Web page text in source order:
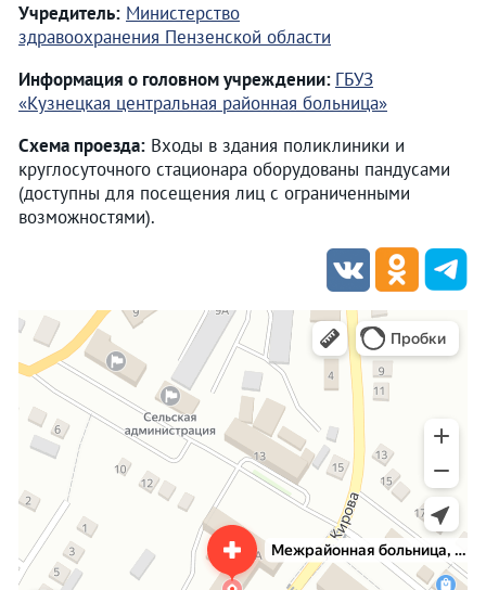
Учредитель: Министерство
здравоохранения Пензенской области
Информация о головном учреждении: ГБУЗ
«Кузнецкая центральная районная больница»
Схема проезда: Входы в здания поликлиники и
круглосуточного стационара оборудованы пандусами
(доступны для посещения лиц с ограниченными
возможностями).